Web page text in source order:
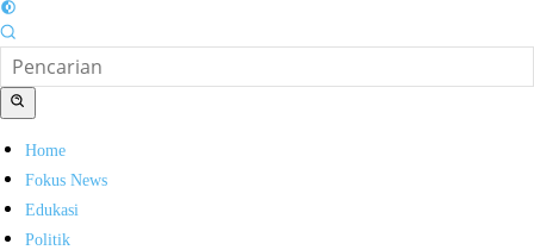
Home
Fokus News
Edukasi
Politik